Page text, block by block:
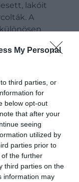
My Personal
third parties, or
for
below opt-out
that after your
seeing
utilized by
parties prior to
the further
third parties on the
information may
lakóit
A
ezüstöt